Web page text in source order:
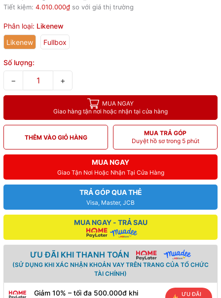
Tiết kiệm: 4.010.000₫ so với giá thị trường
Phân loại: Likenew
Likenew
Fullbox
Số lượng:
− +
MUA NGAY
Giao hàng tận nơi hoặc nhận tại cửa hàng
THÊM VÀO GIỎ HÀNG
MUA TRẢ GÓP
Duyệt hồ sơ trong 5 phút
MUA NGAY
Giao Tận Nơi Hoặc Nhận Tại Cửa Hàng
TRẢ GÓP QUA THẺ
Visa, Master, JCB
MUA NGAY - TRẢ SAU
ƯU ĐÃI KHI THANH TOÁN
(SỬ DỤNG KHI XÁC NHẬN KHOẢN VAY TRÊN TRANG CỦA TỔ CHỨC
TÀI CHÍNH)
Giảm 10% – tối đa 500.000đ khi
ƯU ĐÃI